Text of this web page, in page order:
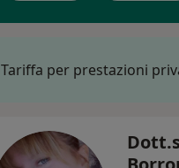
Tariffa per prestazioni